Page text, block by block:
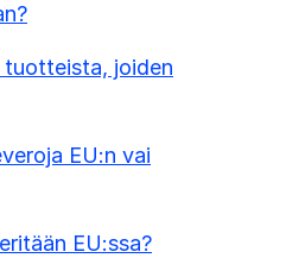
joiden
EU:n vai
EU:ssa?